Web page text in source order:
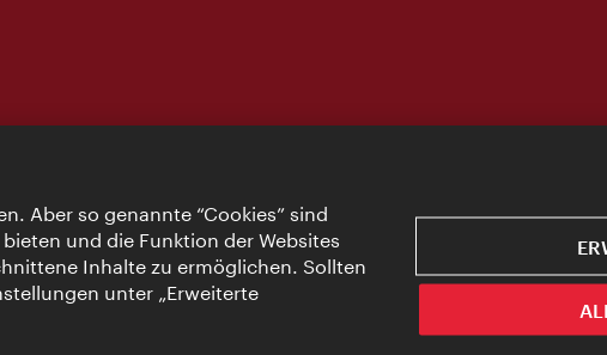
Aber so genannte “Cookies” sind
und die Funktion der Websites
Inhalte zu ermöglichen. Sollten
unter „Erweiterte